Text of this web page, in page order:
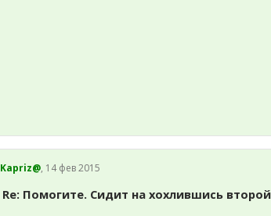
Kapriz@, 14 фев 2015
Re: Помогите. Сидит на хохлившись